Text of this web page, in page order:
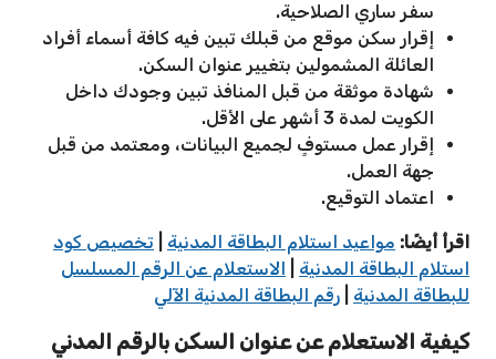
سفر ساري الصلاحية.
إقرار سكن موقع من قبلك تبين فيه كافة أسماء أفراد
العائلة المشمولين بتغيير عنوان السكن.
شهادة موثقة من قبل المنافذ تبين وجودك داخل
الكويت لمدة 3 أشهر على الأقل.
إقرار عمل مستوفٍ لجميع البيانات، ومعتمد من قبل
جهة العمل.
اعتماد التوقيع.
اقرأ أيضًا: مواعيد استلام البطاقة المدنية
تخصيص كود
استلام البطاقة المدنية
الاستعلام عن الرقم المسلسل
للبطاقة المدنية
رقم البطاقة المدنية الآلي
كيفية الاستعلام عن عنوان السكن بالرقم المدني